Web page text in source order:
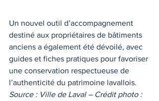
Un nouvel outil d’accompagnement
destiné aux propriétaires de bâtiments
anciens a également été dévoilé, avec
guides et fiches pratiques pour favoriser
une conservation respectueuse de
l’authenticité du patrimoine lavallois.
Source : Ville de Laval – Crédit photo :